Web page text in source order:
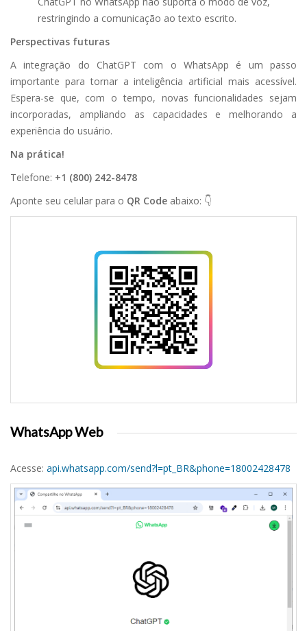
restringindo a comunicação ao texto escrito.
Perspectivas futuras
A integração do ChatGPT com o WhatsApp é um passo
importante para tornar a inteligência artificial mais acessível.
Espera-se que, com o tempo, novas funcionalidades sejam
incorporadas, ampliando as capacidades e melhorando a
experiência do usuário.
Na prática!
Telefone: +1 (800) 242-8478
Aponte seu celular para o QR Code abaixo: 👇
WhatsApp Web
Acesse: api.whatsapp.com/send?l=pt_BR&phone=18002428478